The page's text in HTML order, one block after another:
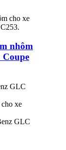
nhôm
Coupe
GLC
xe
GLC